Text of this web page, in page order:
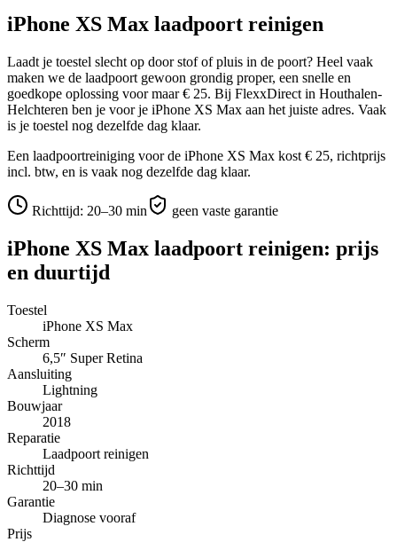
iPhone XS Max laadpoort reinigen
Laadt je toestel slecht op door stof of pluis in de poort? Heel vaak
maken we de laadpoort gewoon grondig proper, een snelle en
goedkope oplossing voor maar € 25. Bij FlexxDirect in Houthalen-
Helchteren ben je voor je iPhone XS Max aan het juiste adres. Vaak
is je toestel nog dezelfde dag klaar.
Een laadpoortreiniging voor de iPhone XS Max kost € 25, richtprijs
incl. btw, en is vaak nog dezelfde dag klaar.
Richttijd: 20–30 min geen vaste garantie
iPhone XS Max laadpoort reinigen: prijs
en duurtijd
Toestel
iPhone XS Max
Scherm
6,5″ Super Retina
Aansluiting
Lightning
Bouwjaar
2018
Reparatie
Laadpoort reinigen
Richttijd
20–30 min
Garantie
Diagnose vooraf
Prijs